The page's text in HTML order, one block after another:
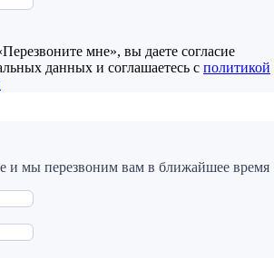
мне», вы даете согласие
данных и соглашаетесь c политикой
и мы перезвоним вам в ближайшее время